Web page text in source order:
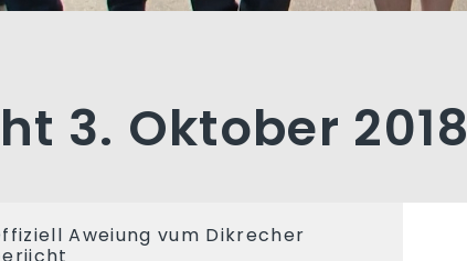
3. Oktober 2018
Aweiung vum Dikrecher